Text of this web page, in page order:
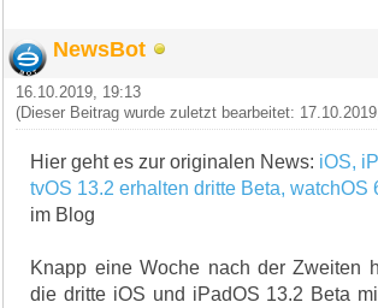
NewsBot
16.10.2019, 19:13
(Dieser Beitrag wurde zuletzt bearbeitet:
Hier geht es zur originalen News: iOS,
tvOS 13.2 erhalten dritte Beta, watchOS
im Blog
Knapp eine Woche nach der Zweiten
die dritte iOS und iPadOS 13.2 Beta